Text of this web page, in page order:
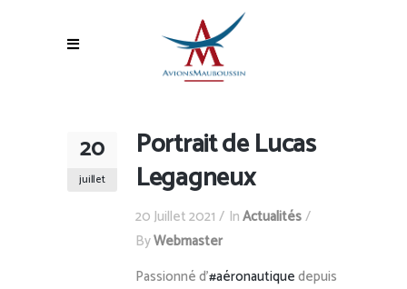
20
juillet
Portrait de Lucas
Legagneux
20 Juillet 2021 InActualités
ByWebmaster
Passionné d’#aéronautiquedepuis